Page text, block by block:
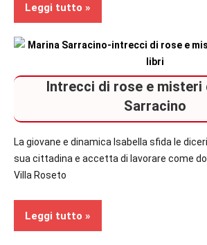
Leggi tutto
Romance
Thriller
Intrecci di rose e misteri
Sarracino
La giovane e dinamica Isabella sfida le
sua cittadina e accetta di lavorare come
Villa Roseto
Leggi tutto